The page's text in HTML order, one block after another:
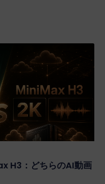
H3：どちらのAI動画